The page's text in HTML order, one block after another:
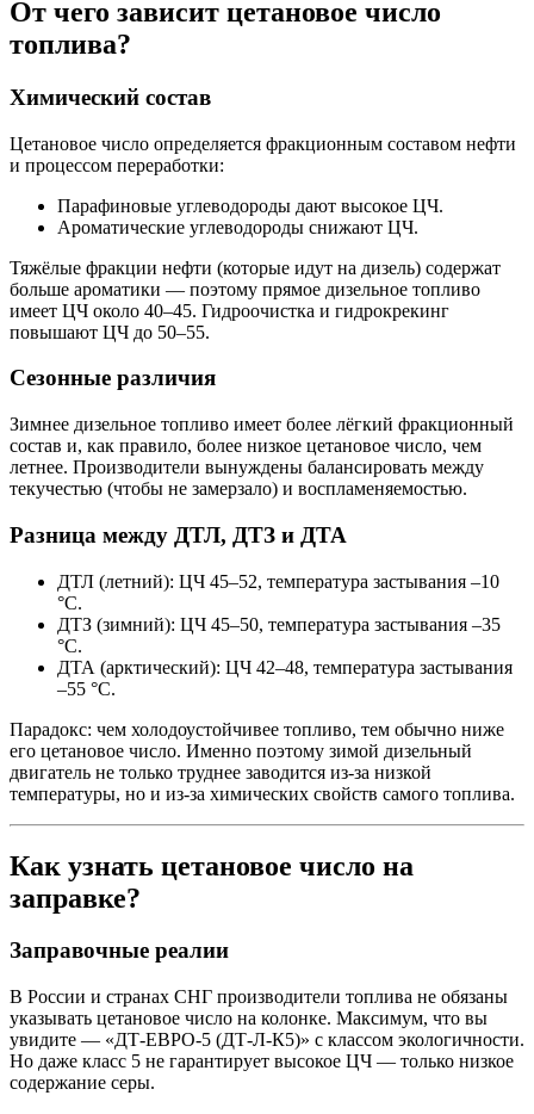
От чего зависит цетановое число
топлива?
Химический состав
Цетановое число определяется фракционным составом нефти
и процессом переработки:
Парафиновые углеводороды дают высокое ЦЧ.
Ароматические углеводороды снижают ЦЧ.
Тяжёлые фракции нефти (которые идут на дизель) содержат
больше ароматики — поэтому прямое дизельное топливо
имеет ЦЧ около 40–45. Гидроочистка и гидрокрекинг
повышают ЦЧ до 50–55.
Сезонные различия
Зимнее дизельное топливо имеет более лёгкий фракционный
состав и, как правило, более низкое цетановое число, чем
летнее. Производители вынуждены балансировать между
текучестью (чтобы не замерзало) и воспламеняемостью.
Разница между ДТЛ, ДТЗ и ДТА
ДТЛ (летний): ЦЧ 45–52, температура застывания –10
°C.
ДТЗ (зимний): ЦЧ 45–50, температура застывания –35
°C.
ДТА (арктический): ЦЧ 42–48, температура застывания
–55 °C.
Парадокс: чем холодоустойчивее топливо, тем обычно ниже
его цетановое число. Именно поэтому зимой дизельный
двигатель не только труднее заводится из-за низкой
температуры, но и из-за химических свойств самого топлива.
Как узнать цетановое число на
заправке?
Заправочные реалии
В России и странах СНГ производители топлива не обязаны
указывать цетановое число на колонке. Максимум, что вы
увидите — «ДТ-ЕВРО-5 (ДТ-Л-К5)» с классом экологичности.
Но даже класс 5 не гарантирует высокое ЦЧ — только низкое
содержание серы.